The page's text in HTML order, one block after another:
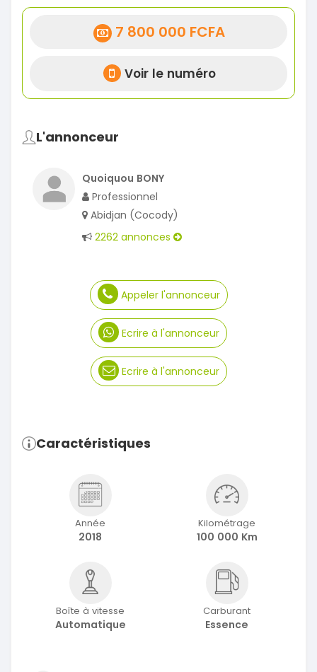
7 800 000 FCFA
Voir le numéro
L'annonceur
Quoiquou BONY
Professionnel
Abidjan (Cocody)
2262 annonces
Appeler l'annonceur
Ecrire à l'annonceur
Ecrire à l'annonceur
Caractéristiques
Année
2018
Kilométrage
100 000 Km
Boîte à vitesse
Automatique
Carburant
Essence